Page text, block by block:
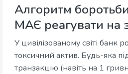
Алгоритм
МАЄ реагувати на
У цивілізованому світі банк
токсичний актив. Будь-яка
транзакцію (навіть на 1